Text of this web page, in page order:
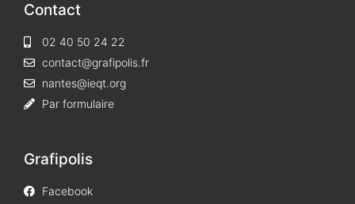
Contact
02 40 50 24 22
contact@grafipolis.fr
nantes@ieqt.org
Par formulaire
Grafipolis
Facebook